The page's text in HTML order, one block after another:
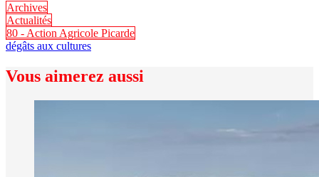
Archives
Actualités
80 - Action Agricole Picarde
dégâts aux cultures
Vous aimerez aussi